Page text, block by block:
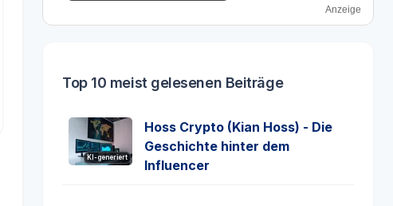
Anzeige
Top 10 meist gelesenen Beiträge
KI-generiert
Hoss Crypto (Kian Hoss) - Die
Geschichte hinter dem
Influencer